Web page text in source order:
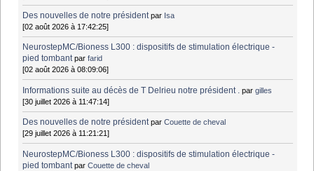
Des nouvelles de notre président par Isa
[02 août 2026 à 17:42:25]
NeurostepMC/Bioness L300 : dispositifs de stimulation électrique -
pied tombant parfarid
[02 août 2026 à 08:09:06]
Informations suite au décès de T Delrieu notre président . pargilles
[30 juillet 2026 à 11:47:14]
Des nouvelles de notre président parCouette de cheval
[29 juillet 2026 à 11:21:21]
NeurostepMC/Bioness L300 : dispositifs de stimulation électrique -
pied tombant parCouette de cheval